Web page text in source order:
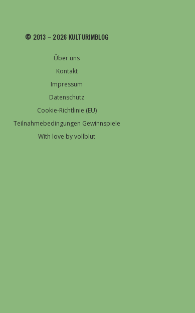
© 2013 – 2026 KULTURIMBLOG
Über uns
Kontakt
Impressum
Datenschutz
Cookie-Richtlinie (EU)
Teilnahmebedingungen Gewinnspiele
With love by vollblut